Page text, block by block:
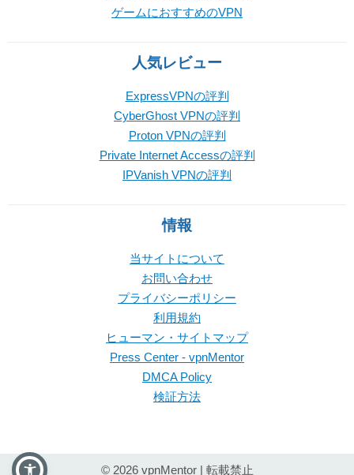
ゲームにおすすめのVPN
人気レビュー
ExpressVPNの評判
CyberGhost VPNの評判
Proton VPNの評判
Private Internet Accessの評判
IPVanish VPNの評判
情報
当サイトについて
お問い合わせ
プライバシーポリシー
利用規約
ヒューマン・サイトマップ
Press Center - vpnMentor
DMCA Policy
検証方法
© 2026 vpnMentor | 転載禁止